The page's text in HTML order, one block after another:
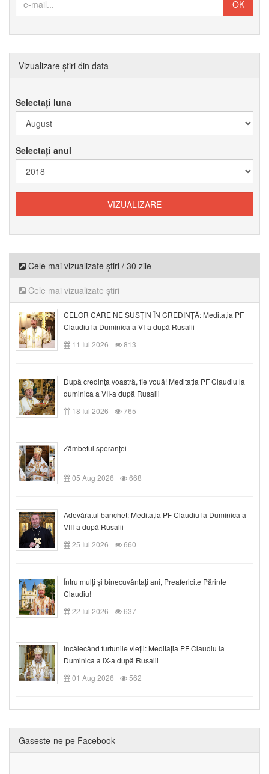
Vizualizare știri din data
Selectați luna
Selectați anul
Cele mai vizualizate știri / 30 zile
Cele mai vizualizate știri
CELOR CARE NE SUSȚIN ÎN CREDINȚĂ: Meditația PF
Claudiu la Duminica a VI-a după Rusalii
11 Iul 2026
813
După credinţa voastră, fie vouă! Meditația PF Claudiu la
duminica a VII-a după Rusalii
18 Iul 2026
765
Zâmbetul speranței
05 Aug 2026 668
Adevăratul banchet: Meditația PF Claudiu la Duminica a
VIII-a după Rusalii
25 Iul 2026
660
Întru mulți și binecuvântați ani, Preafericite Părinte
Claudiu!
22 Iul 2026
637
Încălecând furtunile vieții: Meditația PF Claudiu la
Duminica a IX-a după Rusalii
01 Aug 2026
562
Gaseste-ne pe Facebook